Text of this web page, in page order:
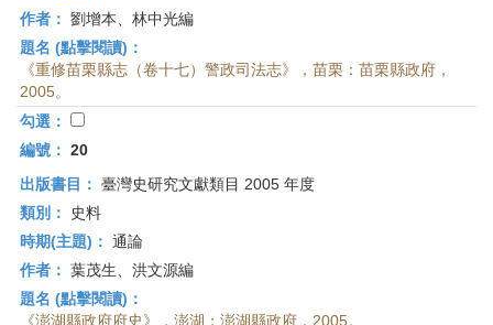
作者： 劉增本、林中光編
題名 (點擊閱讀)：
《重修苗栗縣志（卷十七）警政司法志》，苗栗：苗栗縣政府，
2005。
勾選：
編號： 20
出版書目： 臺灣史研究文獻類目 2005 年度
類別：
史料
時期(主題)： 通論
作者： 葉茂生、洪文源編
題名 (點擊閱讀)：
《澎湖縣政府府史》，澎湖：澎湖縣政府，2005。